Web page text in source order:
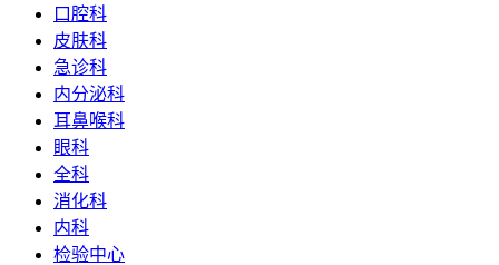
口腔科
皮肤科
急诊科
内分泌科
耳鼻喉科
眼科
全科
消化科
内科
检验中心